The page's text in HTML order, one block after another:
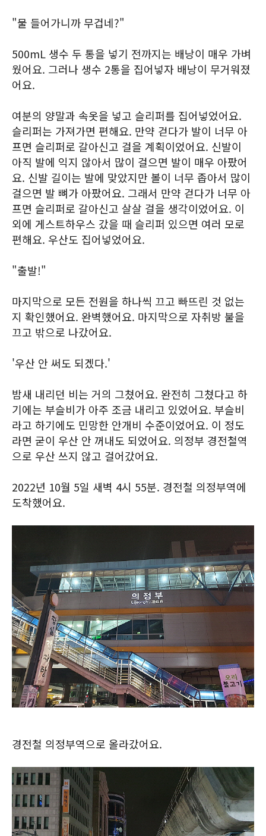
"물 들어가니까 무겁네?"
500mL 생수 두 통을 넣기 전까지는 배낭이 매우 가벼
웠어요. 그러나 생수 2통을 집어넣자 배낭이 무거워졌
어요.
여분의 양말과 속옷을 넣고 슬리퍼를 집어넣었어요.
슬리퍼는 가져가면 편해요. 만약 걷다가 발이 너무 아
프면 슬리퍼로 갈아신고 걸을 계획이었어요. 신발이
아직 발에 익지 않아서 많이 걸으면 발이 매우 아팠어
요. 신발 길이는 발에 맞았지만 볼이 너무 좁아서 많이
걸으면 발 뼈가 아팠어요. 그래서 만약 걷다가 너무 아
프면 슬리퍼로 갈아신고 살살 걸을 생각이었어요. 이
외에 게스트하우스 갔을 때 슬리퍼 있으면 여러 모로
편해요. 우산도 집어넣었어요.
"출발!"
마지막으로 모든 전원을 하나씩 끄고 빠뜨린 것 없는
지 확인했어요. 완벽했어요. 마지막으로 자취방 불을
끄고 밖으로 나갔어요.
'우산 안 써도 되겠다.'
밤새 내리던 비는 거의 그쳤어요. 완전히 그쳤다고 하
기에는 부슬비가 아주 조금 내리고 있었어요. 부슬비
라고 하기에도 민망한 안개비 수준이었어요. 이 정도
라면 굳이 우산 안 꺼내도 되었어요. 의정부 경전철역
으로 우산 쓰지 않고 걸어갔어요.
2022년 10월 5일 새벽 4시 55분. 경전철 의정부역에
도착했어요.
경전철 의정부역으로 올라갔어요.